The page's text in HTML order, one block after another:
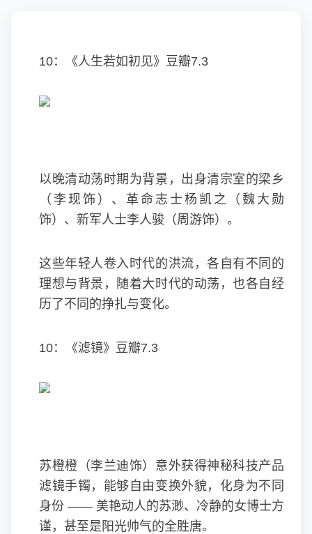
10：《人生若如初见》豆瓣7.3
以晚清动荡时期为背景，出身清宗室的梁乡
（李现饰）、革命志士杨凯之（魏大勋
饰）、新军人士李人骏（周游饰）。
这些年轻人卷入时代的洪流，各自有不同的
理想与背景，随着大时代的动荡，也各自经
历了不同的挣扎与变化。
10：《滤镜》豆瓣7.3
苏橙橙（李兰迪饰）意外获得神秘科技产品
滤镜手镯，能够自由变换外貌，化身为不同
身份 —— 美艳动人的苏渺、冷静的女博士方
谨，甚至是阳光帅气的全胜唐。